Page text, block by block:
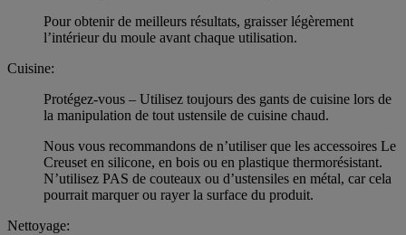
Pour obtenir de meilleurs résultats, graisser légèrement
l’intérieur du moule avant chaque utilisation.
Cuisine:
Protégez-vous – Utilisez toujours des gants de cuisine lors de
la manipulation de tout ustensile de cuisine chaud.
Nous vous recommandons de n’utiliser que les accessoires Le
Creuset en silicone, en bois ou en plastique thermorésistant.
N’utilisez PAS de couteaux ou d’ustensiles en métal, car cela
pourrait marquer ou rayer la surface du produit.
Nettoyage: